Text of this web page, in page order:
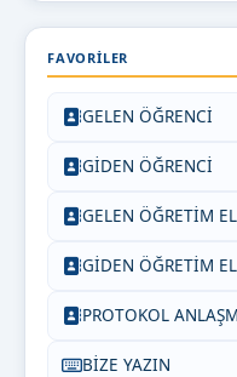
FAVORILER
GELEN ÖĞRENCİ
GİDEN ÖĞRENCİ
GELEN ÖĞRETİM
GİDEN ÖĞRETİM
PROTOKOL
BİZE YAZIN